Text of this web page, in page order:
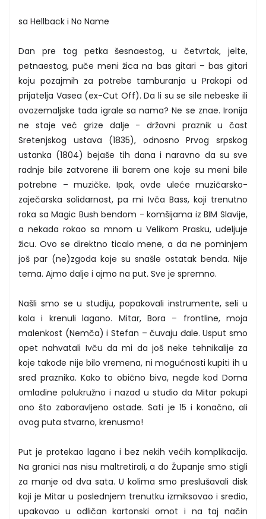
sa Hellback i No Name
Dan pre tog petka šesnaestog, u četvrtak, jelte,
petnaestog, puče meni žica na bas gitari – bas gitari
koju pozajmih za potrebe tamburanja u Prakopi od
prijatelja Vasea (ex-Cut Off). Da li su se sile nebeske ili
ovozemaljske tada igrale sa nama? Ne se znae. Ironija
ne staje već grize dalje - državni praznik u čast
Sretenjskog ustava (1835), odnosno Prvog srpskog
ustanka (1804) bejaše tih dana i naravno da su sve
radnje bile zatvorene ili barem one koje su meni bile
potrebne – muzičke. Ipak, ovde uleće muzičarsko-
zaječarska solidarnost, pa mi Ivča Bass, koji trenutno
roka sa Magic Bush bendom - komšijama iz BIM Slavije,
a nekada rokao sa mnom u Velikom Prasku, udeljuje
žicu. Ovo se direktno ticalo mene, a da ne pominjem
još par (ne)zgoda koje su snašle ostatak benda. Nije
tema. Ajmo dalje i ajmo na put. Sve je spremno.
Našli smo se u studiju, popakovali instrumente, seli u
kola i krenuli lagano. Mitar, Bora – frontline, moja
malenkost (Nemča) i Stefan – čuvaju đale. Usput smo
opet nahvatali Ivču da mi da još neke tehnikalije za
koje takođe nije bilo vremena, ni mogućnosti kupiti ih u
sred praznika. Kako to obično biva, negde kod Doma
omladine polukružno i nazad u studio da Mitar pokupi
ono što zaboravljeno ostade. Sati je 15 i konačno, ali
ovog puta stvarno, krenusmo!
Put je protekao lagano i bez nekih većih komplikacija.
Na granici nas nisu maltretirali, a do Županje smo stigli
za manje od dva sata. U kolima smo preslušavali disk
koji je Mitar u poslednjem trenutku izmiksovao i sredio,
upakovao u odličan kartonski omot i na taj način